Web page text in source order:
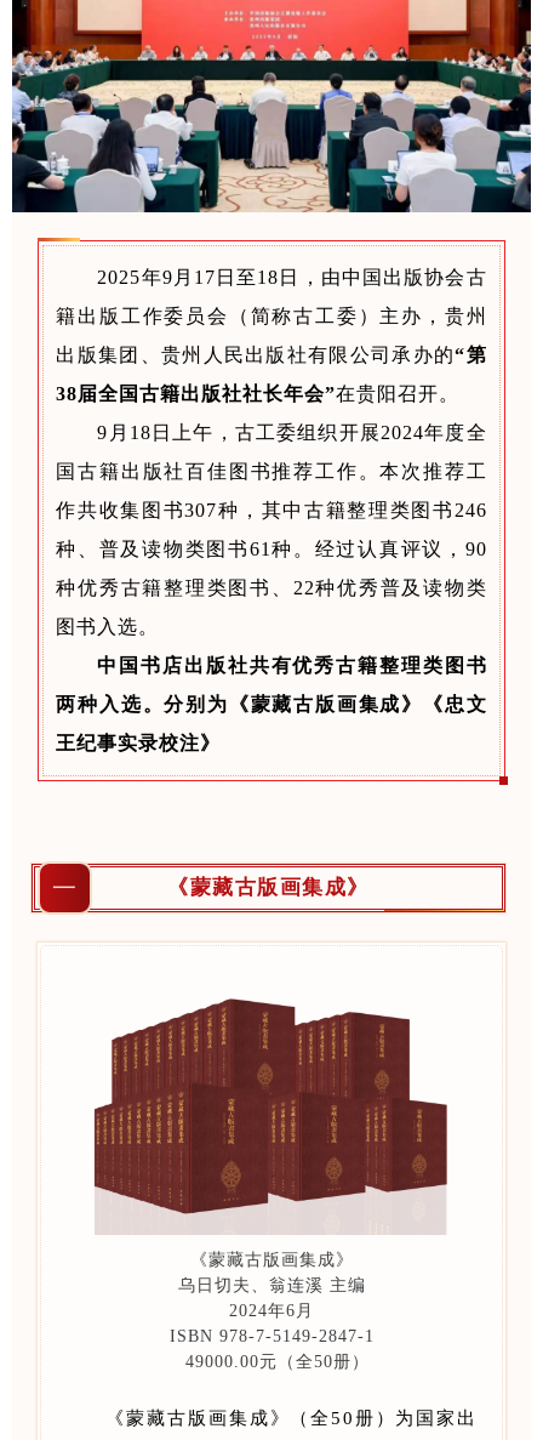
2025年9月17日至18日，由中国出版协会古
籍出版工作委员会（简称古工委）主办，贵州
出版集团、贵州人民出版社有限公司承办的“第
38届全国古籍出版社社长年会”在贵阳召开。
9月18日上午，古工委组织开展2024年度全
国古籍出版社百佳图书推荐工作。本次推荐工
作共收集图书307种，其中古籍整理类图书246
种、普及读物类图书61种。经过认真评议，90
种优秀古籍整理类图书、22种优秀普及读物类
图书入选。
中国书店出版社共有优秀古籍整理类图书
两种入选。分别为《蒙藏古版画集成》《忠文
王纪事实录校注》
一 《蒙藏古版画集成》
《蒙藏古版画集成》
乌日切夫、翁连溪 主编
2024年6月
ISBN 978-7-5149-2847-1
49000.00元（全50册）
《蒙藏古版画集成》（全50册）为国家出